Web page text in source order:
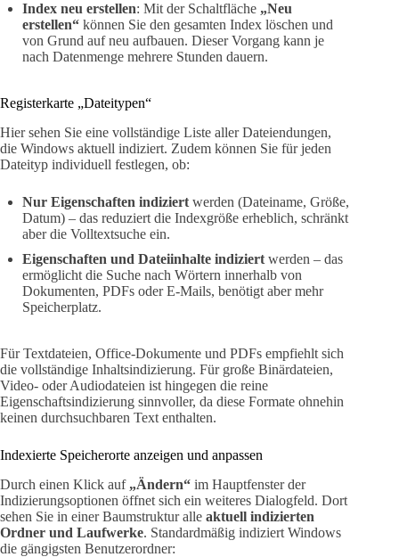
Index neu erstellen: Mit der Schaltfläche „Neu
erstellen“ können Sie den gesamten Index löschen und
von Grund auf neu aufbauen. Dieser Vorgang kann je
nach Datenmenge mehrere Stunden dauern.
Registerkarte „Dateitypen“
Hier sehen Sie eine vollständige Liste aller Dateiendungen,
die Windows aktuell indiziert. Zudem können Sie für jeden
Dateityp individuell festlegen, ob:
Nur Eigenschaften indiziert werden (Dateiname, Größe,
Datum) – das reduziert die Indexgröße erheblich, schränkt
aber die Volltextsuche ein.
Eigenschaften und Dateiinhalte indiziert werden – das
ermöglicht die Suche nach Wörtern innerhalb von
Dokumenten, PDFs oder E-Mails, benötigt aber mehr
Speicherplatz.
Für Textdateien, Office-Dokumente und PDFs empfiehlt sich
die vollständige Inhaltsindizierung. Für große Binärdateien,
Video- oder Audiodateien ist hingegen die reine
Eigenschaftsindizierung sinnvoller, da diese Formate ohnehin
keinen durchsuchbaren Text enthalten.
Indexierte Speicherorte anzeigen und anpassen
Durch einen Klick auf „Ändern“ im Hauptfenster der
Indizierungsoptionen öffnet sich ein weiteres Dialogfeld. Dort
sehen Sie in einer Baumstruktur alle aktuell indizierten
Ordner und Laufwerke. Standardmäßig indiziert Windows
die gängigsten Benutzerordner: